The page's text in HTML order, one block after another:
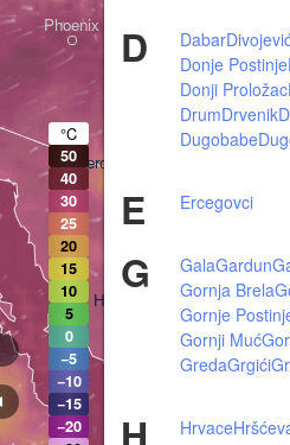
D Dabar
Donje Postinje
Donji Proložac
DrumDrvenik
Dugobabe
E Ercegovci
G GalaGardun
Gornja Brela
Gornje
Gornji Muć
GredaGrgići
Hrvace
Phoenix
Hermosillo
Heroica Nogales
°C
50
40
30
25
20
15
10
5
0
−5
−10
−15
−20